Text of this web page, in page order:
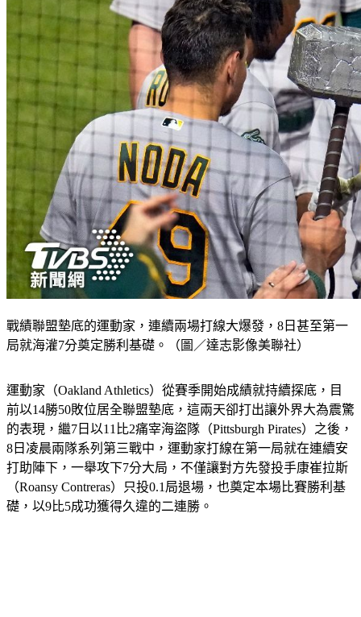
戰績聯盟墊底的運動家，連續兩場打線大爆發，8日甚至第一
局就海灌7分奠定勝利基礎。（圖／達志影像美聯社）
運動家（Oakland Athletics）從賽季開始成績就持續探底，目
前以14勝50敗位居全聯盟墊底，這兩天卻打出讓外界大為震驚
的表現，繼7日以11比2痛宰海盜隊（Pittsburgh Pirates）之後，
8日凌晨兩隊系列第三戰中，運動家打線在第一局就在連續安
打助陣下，一舉攻下7分大局，不僅讓對方先發投手康崔拉斯
（Roansy Contreras）只投0.1局退場，也奠定本場比賽勝利基
礎，以9比5成功獲得久違的二連勝。